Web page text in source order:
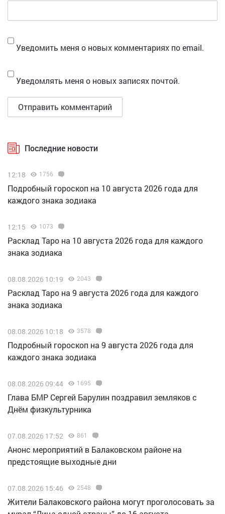
Уведомить меня о новых комментариях по email.
Уведомлять меня о новых записях почтой.
Последние новости
12:18 1756
Подробный гороскоп на 10 августа 2026 года для
каждого знака зодиака
12:15 1073
Расклад Таро на 10 августа 2026 года для каждого
знака зодиака
08.08.2026 10:19 2043
Расклад Таро на 9 августа 2026 года для каждого
знака зодиака
08.08.2026 10:18 3578
Подробный гороскоп на 9 августа 2026 года для
каждого знака зодиака
08.08.2026 09:44 1695
Глава БМР Сергей Барулин поздравил земляков с
Днём физкультурника
07.08.2026 17:52 861
Анонс мероприятий в Балаковском районе на
предстоящие выходные дни
07.08.2026 15:46 2548
Жители Балаковского района могут проголосовать за